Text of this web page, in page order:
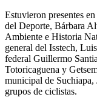
Estuvieron presentes
del Deporte, Bárbara
Ambiente e Historia
general del Isstech,
federal Guillermo
Totoricaguena y
municipal de
grupos de ciclistas.